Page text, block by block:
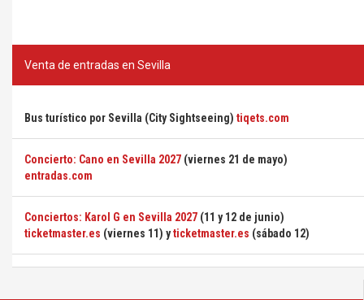
Venta de entradas en Sevilla
Bus turístico por Sevilla (City Sightseeing) tiqets.com
Concierto: Cano en Sevilla 2027 (viernes 21 de mayo)
entradas.com
Conciertos: Karol G en Sevilla 2027 (11 y 12 de junio)
ticketmaster.es (viernes 11) yticketmaster.es (sábado 12)